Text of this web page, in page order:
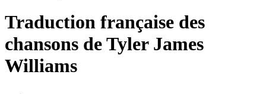
Traduction française des
chansons deTyler James
Williams